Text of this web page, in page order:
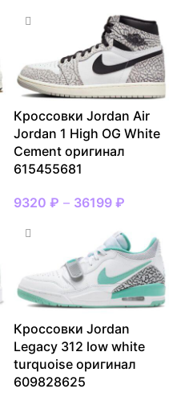
Кроссовки Jordan Air
Jordan 1 High OG White
Cement оригинал
615455681
9320 ₽ – 36199 ₽
Кроссовки Jordan
Legacy 312 low white
turquoise оригинал
609828625